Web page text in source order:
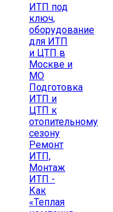
ИТП под
ключ,
оборудование
для ИТП
и ЦТП в
Москве и
МО
Подготовка
ИТП и
ЦТП к
отопительному
сезону
Ремонт
ИТП,
Монтаж
ИТП -
Как
«Теплая